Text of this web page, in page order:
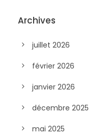
Archives
juillet 2026
février 2026
janvier 2026
décembre 2025
mai 2025